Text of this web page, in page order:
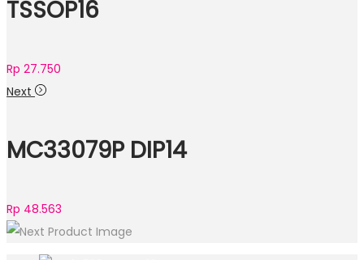
TSSOP16
Rp 27.750
Next
MC33079P DIP14
Rp 48.563